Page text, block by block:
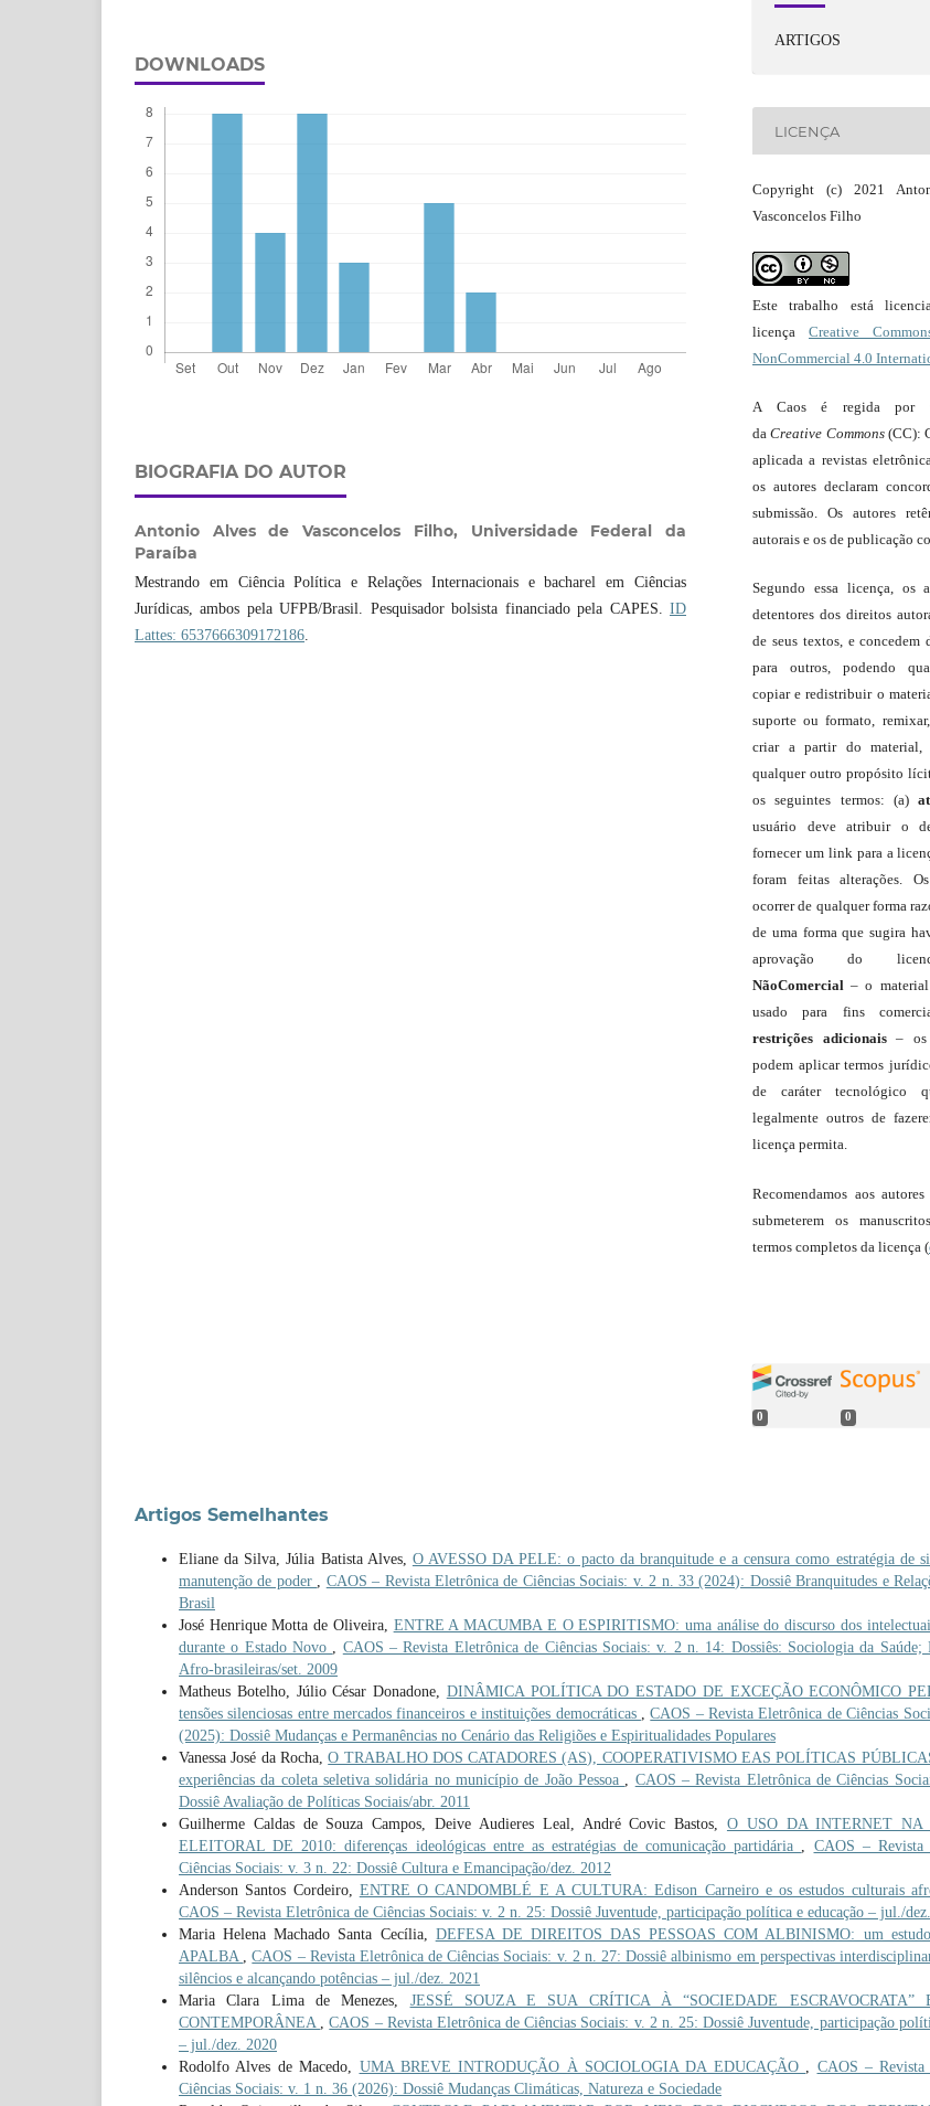
DOWNLOADS
BIOGRAFIA DO AUTOR
Antonio Alves de Vasconcelos Filho, Universidade Federal da
Paraíba
Mestrando em Ciência Política e Relações Internacionais e bacharel em Ciências
Jurídicas, ambos pela UFPB/Brasil. Pesquisador bolsista financiado pela CAPES. ID
Lattes: 6537666309172186.
ARTIGOS
LICENÇA
Copyright (c) 2021
Vasconcelos Filho
Este trabalho está
licença Creative
NonCommercial 4.0
A Caos é regida por
daCreative Commons(CC):
aplicada a revistas
os autores declaram
submissão. Os autores
autorais e os de publicação
Segundo essa licença, os
detentores dos direitos
de seus textos, e concedem
para outros, podendo
copiar e redistribuir o
suporte ou formato,
criar a partir do material,
qualquer outro propósito
os seguintes termos: (a)
usuário deve atribuir o
fornecer um link para a
foram feitas alterações.
ocorrer de qualquer forma
de uma forma que sugira
aprovação do
NãoComercial – o
usado para fins
restrições adicionais– os
podem aplicar termos
de caráter tecnológico
legalmente outros de
licença permita.
Recomendamos aos
submeterem os
termos completos da licença (
0 0
Artigos Semelhantes
Eliane da Silva, Júlia Batista Alves, O AVESSO DA PELE: o pacto da branquitude e a censura como estratégia de
manutenção de poder , CAOS – Revista Eletrônica de Ciências Sociais: v. 2 n. 33 (2024): Dossiê Branquitudes e
Brasil
José Henrique Motta de Oliveira, ENTRE A MACUMBA E O ESPIRITISMO: uma análise do discurso dos
durante o Estado Novo , CAOS – Revista Eletrônica de Ciências Sociais: v. 2 n. 14: Dossiês: Sociologia da Saúde;
Afro-brasileiras/set. 2009
Matheus Botelho, Júlio César Donadone, DINÂMICA POLÍTICA DO ESTADO DE EXCEÇÃO ECONÔMICO
tensões silenciosas entre mercados financeiros e instituições democráticas ,CAOS – Revista Eletrônica de Ciências
(2025): Dossiê Mudanças e Permanências no Cenário das Religiões e Espiritualidades Populares
Vanessa José da Rocha,O TRABALHO DOS CATADORES (AS), COOPERATIVISMO EAS POLÍTICAS
experiências da coleta seletiva solidária no município de João Pessoa , CAOS – Revista Eletrônica de Ciências
Dossiê Avaliação de Políticas Sociais/abr. 2011
Guilherme Caldas de Souza Campos, Deive Audieres Leal, André Covic Bastos, O USO DA INTERNET NA
ELEITORAL DE 2010: diferenças ideológicas entre as estratégias de comunicação partidária , CAOS – Revista
Ciências Sociais: v. 3 n. 22: Dossiê Cultura e Emancipação/dez. 2012
Anderson Santos Cordeiro, ENTRE O CANDOMBLÉ E A CULTURA: Edison Carneiro e os estudos culturais
CAOS – Revista Eletrônica de Ciências Sociais: v. 2 n. 25: Dossiê Juventude, participação política e educação – jul./
Maria Helena Machado Santa Cecília, DEFESA DE DIREITOS DAS PESSOAS COM ALBINISMO: um
APALBA ,CAOS – Revista Eletrônica de Ciências Sociais: v. 2 n. 27: Dossiê albinismo em perspectivas
silêncios e alcançando potências – jul./dez. 2021
Maria Clara Lima de Menezes, JESSÉ SOUZA E SUA CRÍTICA À “SOCIEDADE ESCRAVOCRATA”
CONTEMPORÂNEA ,CAOS – Revista Eletrônica de Ciências Sociais: v. 2 n. 25: Dossiê Juventude, participação
– jul./dez. 2020
Rodolfo Alves de Macedo, UMA BREVE INTRODUÇÃO À SOCIOLOGIA DA EDUCAÇÃO , CAOS –
Ciências Sociais: v. 1 n. 36 (2026): Dossiê Mudanças Climáticas, Natureza e Sociedade